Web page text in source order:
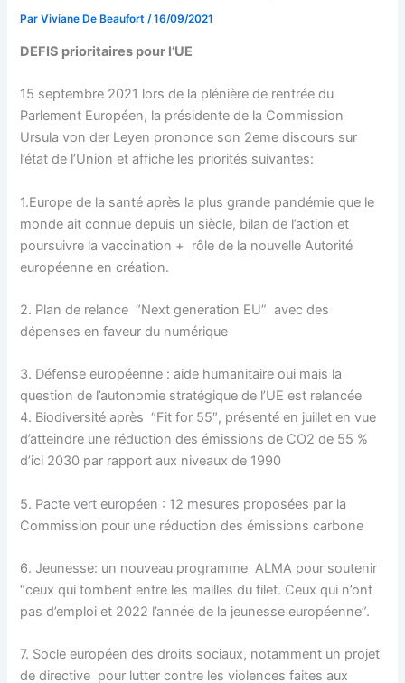
ParViviane De Beaufort/16/09/2021
DEFIS prioritaires pour l’UE
15 septembre 2021 lors de la plénière de rentrée du
Parlement Européen, la présidente de la Commission
Ursula von der Leyen prononce son 2eme discours sur
l’état de l’Union et affiche les priorités suivantes:
1.Europe de la santé après la plus grande pandémie que le
monde ait connue depuis un siècle, bilan de l’action et
poursuivre la vaccination + rôle de la nouvelle Autorité
européenne en création.
2. Plan de relance “Next generation EU” avec des
dépenses en faveur du numérique
3. Défense européenne : aide humanitaire oui mais la
question de l’autonomie stratégique de l’UE est relancée
4. Biodiversité après “Fit for 55″, présenté en juillet en vue
d’atteindre une réduction des émissions de CO2 de 55 %
d’ici 2030 par rapport aux niveaux de 1990
5. Pacte vert européen : 12 mesures proposées par la
Commission pour une réduction des émissions carbone
6. Jeunesse: un nouveau programme ALMA pour soutenir
“ceux qui tombent entre les mailles du filet. Ceux qui n’ont
pas d’emploi et 2022 l’année de la jeunesse européenne”.
7. Socle européen des droits sociaux, notamment un projet
de directive pour lutter contre les violences faites aux